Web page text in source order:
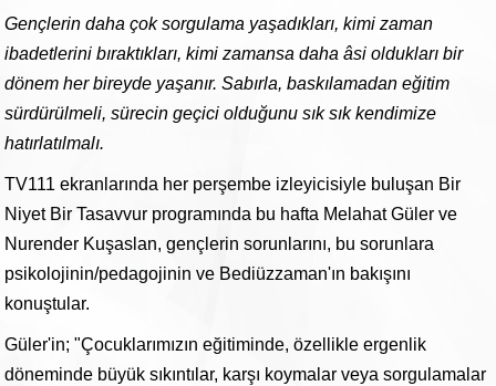
Gençlerin daha çok sorgulama yaşadıkları, kimi zaman
ibadetlerini bıraktıkları, kimi zamansa daha âsi oldukları bir
dönem her bireyde yaşanır. Sabırla, baskılamadan eğitim
sürdürülmeli, sürecin geçici olduğunu sık sık kendimize
hatırlatılmalı.
TV111 ekranlarında her perşembe izleyicisiyle buluşan Bir
Niyet Bir Tasavvur programında bu hafta Melahat Güler ve
Nurender Kuşaslan, gençlerin sorunlarını, bu sorunlara
psikolojinin/pedagojinin ve Bediüzzaman'ın bakışını
konuştular.
Güler'in; "Çocuklarımızın eğitiminde, özellikle ergenlik
döneminde büyük sıkıntılar, karşı koymalar veya sorgulamalar